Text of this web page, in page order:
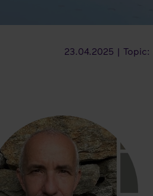
23.04.2025 | Topic: